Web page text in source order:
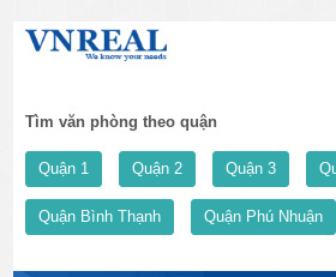
Tìm văn phòng theo quận
Quận 1 Quận 2 Quận 3
Quận Bình Thạnh Quận Phú Nhuận